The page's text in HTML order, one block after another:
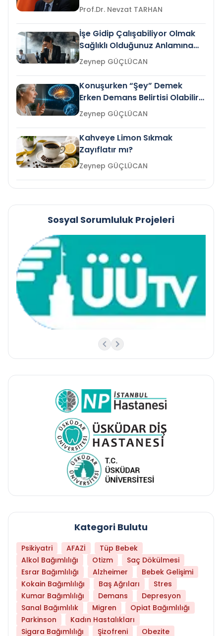
Prof.Dr. Nevzat TARHAN
İşe Gidip Çalışabiliyor Olmak
Sağlıklı Olduğunuz Anlamına
Gelir mi?Zeynep GÜÇLÜCAN
Konuşurken “Şey” Demek
Erken Demans Belirtisi Olabilir
mi?
Zeynep GÜÇLÜCAN
Kahveye Limon Sıkmak
Zayıflatır mı?
Zeynep GÜÇLÜCAN
Sosyal Sorumluluk Projeleri
Kategori Bulutu
Psikiyatri AFAZİ
Tüp Bebek
Alkol Bağımlılığı
Otizm
Saç Dökülmesi
Esrar Bağımlılığı
Alzheimer
Bebek Gelişimi
Kokain Bağımlılığı
Baş Ağrıları
Stres
Kumar Bağımlılığı
Demans
Depresyon
Sanal Bağımlılık
Migren
Opiat Bağımlılığı
Parkinson
Kadın Hastalıkları
Sigara Bağımlılığı
Şizofreni Obezite